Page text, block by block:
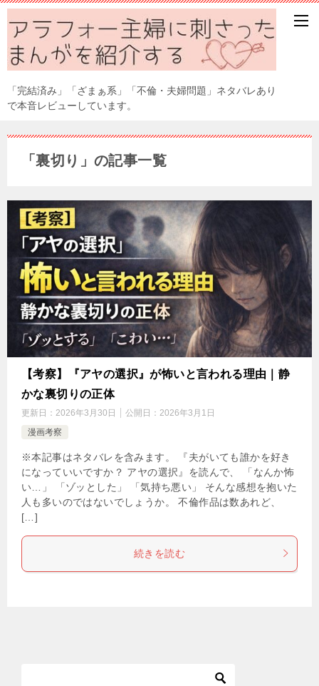
「完結済み」「ざまぁ系」「不倫・夫婦問題」ネタバレあり
で本音レビューしています。
「裏切り」の記事一覧
【考察】『アヤの選択』が怖いと言われる理由｜静
かな裏切りの正体
更新日： 2026年3月30日 公開日： 2026年3月1日
漫画考察
※本記事はネタバレを含みます。 『夫がいても誰かを好き
になっていいですか？ アヤの選択』を読んで、 「なんか怖
い…」 「ゾッとした」 「気持ち悪い」 そんな感想を抱いた
人も多いのではないでしょうか。 不倫作品は数あれど、
[…]
続きを読む